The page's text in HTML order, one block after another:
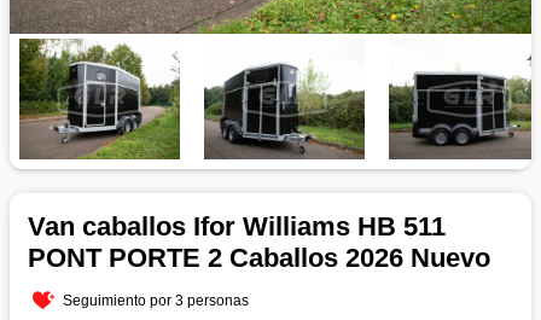
Van caballos Ifor Williams HB 511
PONT PORTE 2 Caballos 2026 Nuevo
Seguimiento por 3 personas